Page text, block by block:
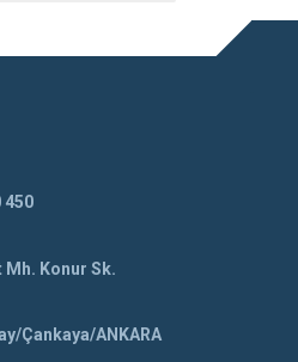
450
Mh. Konur Sk.
Çankaya/ANKARA